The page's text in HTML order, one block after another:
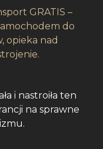
GRATIS –
do
opieka nad
i nastroiła ten
na sprawne